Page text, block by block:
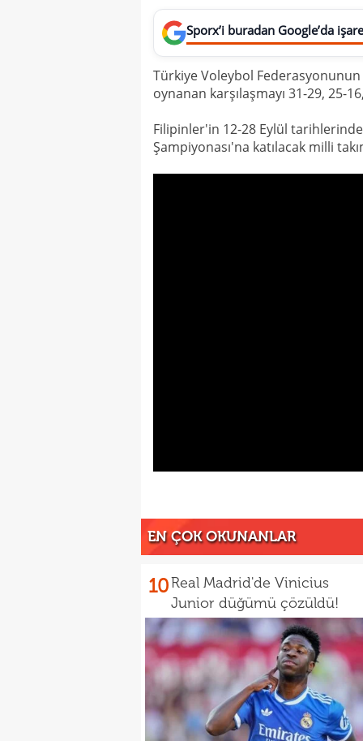
Sporx’i buradan Google’da
Türkiye Voleybol Federasyonunun
oynanan karşılaşmayı 31-29, 25-
Filipinler'in 12-28 Eylül
Şampiyonası'na katılacak milli
EN ÇOK OKUNANLAR
10Real Madrid'de Vinicius
Junior düğümü çözüldü!